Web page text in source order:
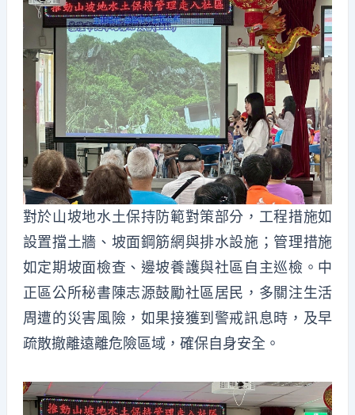
對於山坡地水土保持防範對策部分，工程措施如
設置擋土牆、坡面鋼筋網與排水設施；管理措施
如定期坡面檢查、邊坡養護與社區自主巡檢。中
正區公所秘書陳志源鼓勵社區居民，多關注生活
周遭的災害風險，如果接獲到警戒訊息時，及早
疏散撤離遠離危險區域，確保自身安全。